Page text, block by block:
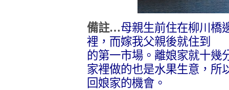
備註…母親生前住在柳川橋
裡，而嫁我父親後就住到
的第一市場。離娘家就
家裡做的也是水果生意，所
回娘家的機會。